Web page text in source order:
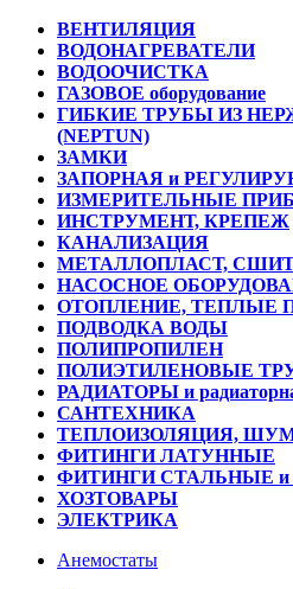
ВЕНТИЛЯЦИЯ
ВОДОНАГРЕВАТЕЛИ
ВОДООЧИСТКА
ГАЗОВОЕ оборудование
ГИБКИЕ ТРУБЫ ИЗ
(NEPTUN)
ЗАМКИ
ЗАПОРНАЯ и
ИЗМЕРИТЕЛЬНЫЕ
ИНСТРУМЕНТ, КРЕПЕЖ
КАНАЛИЗАЦИЯ
МЕТАЛЛОПЛАСТ,
НАСОСНОЕ
ОТОПЛЕНИЕ, ТЕПЛЫЕ
ПОДВОДКА ВОДЫ
ПОЛИПРОПИЛЕН
ПОЛИЭТИЛЕНОВЫЕ
РАДИАТОРЫ и
САНТЕХНИКА
ТЕПЛОИЗОЛЯЦИЯ,
ФИТИНГИ ЛАТУННЫЕ
ФИТИНГИ СТАЛЬНЫЕ
ХОЗТОВАРЫ
ЭЛЕКТРИКА
Анемостаты